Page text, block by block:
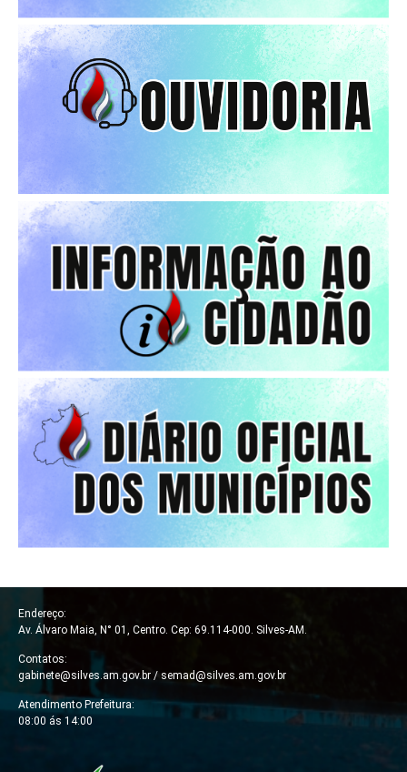
Endereço:
Av. Álvaro Maia, N° 01, Centro. Cep: 69.114-000. Silves-AM.
Contatos:
gabinete@silves.am.gov.br / semad@silves.am.gov.br
Atendimento Prefeitura:
08:00 ás 14:00